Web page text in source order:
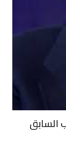
السابق